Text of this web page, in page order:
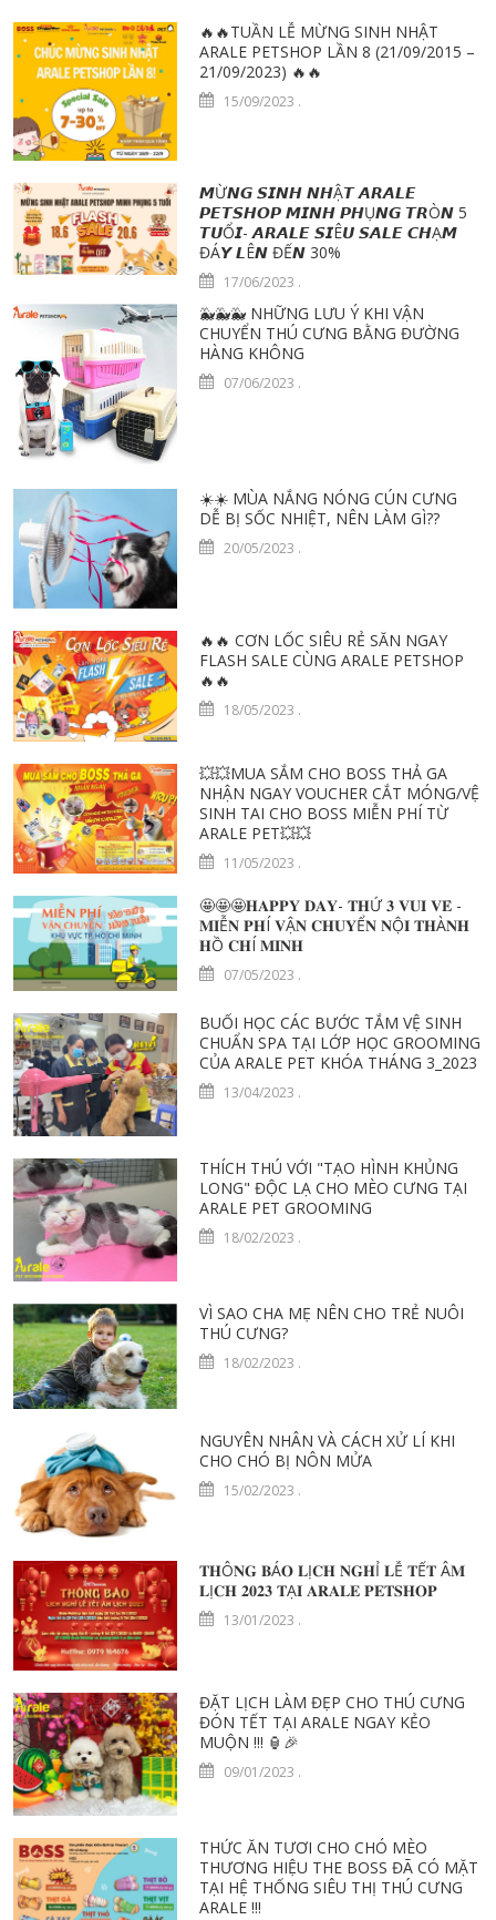
🔥🔥TUẦN LỄ MỪNG SINH NHẬT
ARALE PETSHOP LẦN 8 (21/09/2015 –
21/09/2023) 🔥🔥
15/09/2023 .
𝙈Ừ𝙉𝙂 𝙎𝙄𝙉𝙃 𝙉𝙃Ậ𝙏 𝘼𝙍𝘼𝙇𝙀
𝙋𝙀𝙏𝙎𝙃𝙊𝙋 𝙈𝙄𝙉𝙃 𝙋𝙃Ụ𝙉𝙂 𝙏𝙍Ò𝙉 5
𝙏𝙐Ổ𝙄- 𝘼𝙍𝘼𝙇𝙀 𝙎𝙄Ê𝙐 𝙎𝘼𝙇𝙀 𝘾𝙃Ạ𝙈
ĐÁ𝙔 𝙇Ê𝙉 ĐẾ𝙉 30%
17/06/2023 .
🐳🐳🐳 NHỮNG LƯU Ý KHI VẬN
CHUYỂN THÚ CƯNG BẰNG ĐƯỜNG
HÀNG KHÔNG
07/06/2023 .
☀️☀️ MÙA NẮNG NÓNG CÚN CƯNG
DỄ BỊ SỐC NHIỆT, NÊN LÀM GÌ??
20/05/2023 .
🔥🔥 CƠN LỐC SIÊU RẺ SĂN NGAY
FLASH SALE CÙNG ARALE PETSHOP
🔥🔥
18/05/2023 .
💥💥MUA SẮM CHO BOSS THẢ GA
NHẬN NGAY VOUCHER CẮT MÓNG/VỆ
SINH TAI CHO BOSS MIỄN PHÍ TỪ
ARALE PET💥💥
11/05/2023 .
🤩🤩🤩𝐇𝐀𝐏𝐏𝐘 𝐃𝐀𝐘- 𝐓𝐇Ứ 𝟑 𝐕𝐔𝐈 𝐕𝐄̉ -
𝐌𝐈Ễ𝐍 𝐏𝐇Í 𝐕Ậ𝐍 𝐂𝐇𝐔𝐘Ể𝐍 𝐍Ộ𝐈 𝐓𝐇À𝐍𝐇
𝐇Ồ 𝐂𝐇Í 𝐌𝐈𝐍𝐇
07/05/2023 .
BUỔI HỌC CÁC BƯỚC TẮM VỆ SINH
CHUẨN SPA TẠI LỚP HỌC GROOMING
CỦA ARALE PET KHÓA THÁNG 3_2023
13/04/2023 .
THÍCH THÚ VỚI "TẠO HÌNH KHỦNG
LONG" ĐỘC LẠ CHO MÈO CƯNG TẠI
ARALE PET GROOMING
18/02/2023 .
VÌ SAO CHA MẸ NÊN CHO TRẺ NUÔI
THÚ CƯNG?
18/02/2023 .
NGUYÊN NHÂN VÀ CÁCH XỬ LÍ KHI
CHO CHÓ BỊ NÔN MỬA
15/02/2023 .
𝐓𝐇Ô𝐍𝐆 𝐁Á𝐎 𝐋Ị𝐂𝐇 𝐍𝐆𝐇Ỉ 𝐋Ễ 𝐓Ế𝐓 Â𝐌
𝐋Ị𝐂𝐇 𝟐𝟎𝟐𝟑 𝐓Ạ𝐈 𝐀𝐑𝐀𝐋𝐄 𝐏𝐄𝐓𝐒𝐇𝐎𝐏
13/01/2023 .
ĐẶT LỊCH LÀM ĐẸP CHO THÚ CƯNG
ĐÓN TẾT TẠI ARALE NGAY KẺO
MUỘN !!! 🏮️🎉
09/01/2023 .
THỨC ĂN TƯƠI CHO CHÓ MÈO
THƯƠNG HIỆU THE BOSS ĐÃ CÓ MẶT
TẠI HỆ THỐNG SIÊU THỊ THÚ CƯNG
ARALE !!!